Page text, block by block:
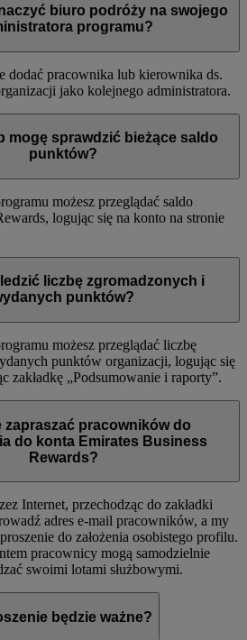
biuro podróży na swojego
programu?
dodać pracownika lub kierownika ds.
jako kolejnego administratora.
mogę sprawdzić bieżące saldo
punktów?
możesz przeglądać saldo
logując się na konto na stronie
liczbę zgromadzonych i
punktów?
możesz przeglądać liczbę
punktów organizacji, logując się
zakładkę „Podsumowanie i raporty”.
zapraszać pracowników do
do konta Emirates Business
Rewards?
Internet, przechodząc do zakładki
adres e-mail pracowników, a my
do założenia osobistego profilu.
pracownicy mogą samodzielnie
swoimi lotami służbowymi.
będzie ważne?